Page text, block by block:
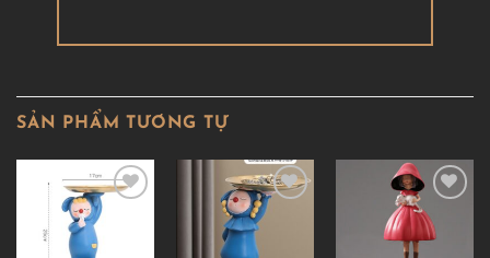
SẢN PHẨM TƯƠNG TỰ